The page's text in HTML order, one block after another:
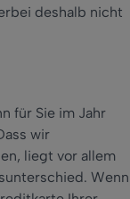
deshalb nicht
für Sie im Jahr
wir
liegt vor allem
Wenn